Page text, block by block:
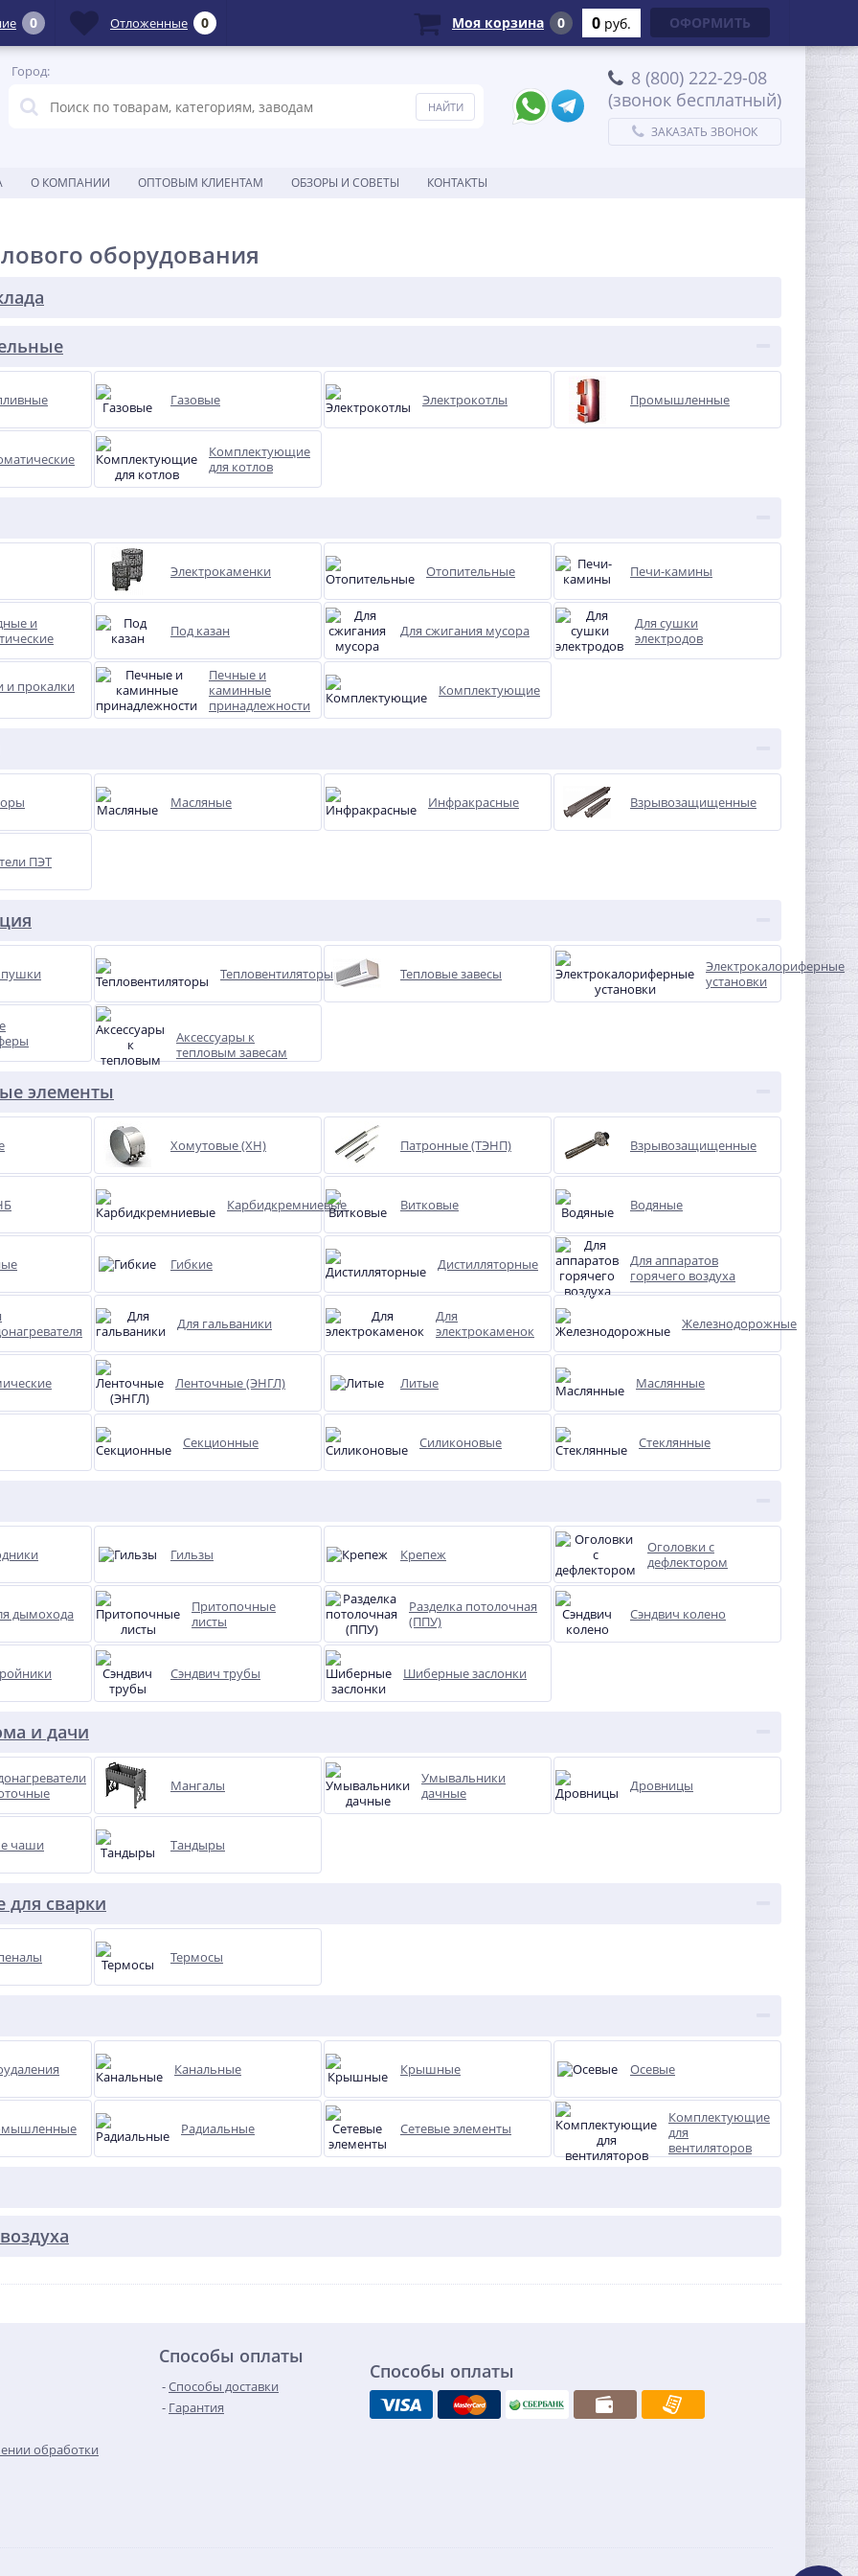
Город:
8 (800) 222-29-08
(звонок бесплатный)
ЗАКАЗАТЬ ЗВОНОК
О КОМПАНИИ ОПТОВЫМ КЛИЕНТАМ ОБЗОРЫ И СОВЕТЫ КОНТАКТЫ
-12%
%
Печь ZOLKA для сжигания
20 970
оборудования
Газовые Электрокотлы Промышленные
Комплектующие
для котлов
Электрокаменки Отопительные Печи-камины
и
Под казан Для сжигания мусора
Для сушки
электродов
и прокалки
Печные и
каминные
принадлежности
Комплектующие
Масляные Инфракрасные Взрывозащищенные
ПЭТ
Тепловентиляторы Тепловые завесы
Элeктрoкaлoрифeрные
установки
Аксессуары к
тепловым завесам
элементы
Хомутовые (ХН) Патронные (ТЭНП) Взрывозащищенные
Карбидкремниевые Витковые Водяные
Гибкие Дистилляторные
Для аппаратов
горячего воздуха
Для гальваники
Для
электрокаменок
Железнодорожные
Ленточные (ЭНГЛ) Литые Маслянные
Секционные Силиконовые Стеклянные
Гильзы Крепеж
Оголовки с
дефлектором
дымохода
Притопочные
листы
Разделка потолочная
(ППУ)
Сэндвич колено
Сэндвич трубы Шиберные заслонки
и дачи
Мангалы
Умывальники
дачные
Дровницы
чаши Тандыры
для сварки
Термосы
Канальные Крышные Осевые
Радиальные Сетевые элементы
Комплектующие
для
вентиляторов
обработки
Способы оплаты
Способы доставки
Гарантия
Способы оплаты
0 Отложенные 0 Моя корзина 0 0 руб. ОФОРМИТЬ